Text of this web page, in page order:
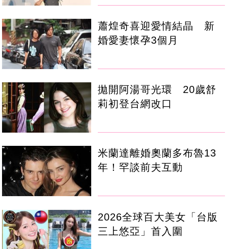
蕭煌奇喜迎愛情結晶 新
婚愛妻懷孕3個月
拋開阿湯哥光環 20歲舒
莉初登台網改口
米蘭達離婚奧蘭多布魯13
年！罕談前夫互動
2026全球百大美女「台版
三上悠亞」首入圍